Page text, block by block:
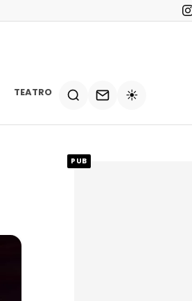
TEATRO ☀️
PUB